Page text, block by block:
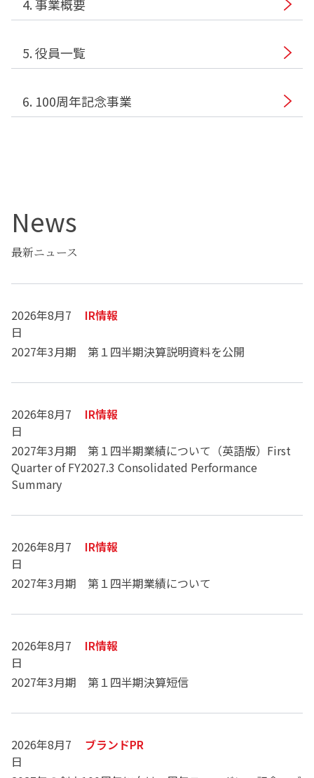
4. 事業概要
5. 役員一覧
6. 100周年記念事業
News
最新ニュース
2026年8月7
日
IR情報
2027年3月期 第１四半期決算説明資料を公開
2026年8月7
日
IR情報
2027年3月期 第１四半期業績について（英語版）First
Quarter of FY2027.3 Consolidated Performance
Summary
2026年8月7
日
IR情報
2027年3月期 第１四半期業績について
2026年8月7
日
IR情報
2027年3月期 第１四半期決算短信
2026年8月7
日
ブランドPR